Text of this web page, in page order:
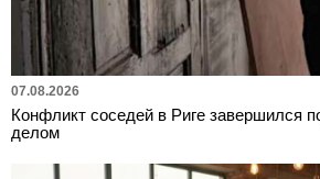
07.08.2026
Конфликт соседей в Риге завершился
делом